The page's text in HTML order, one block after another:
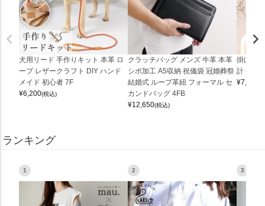
犬用リード 手作りキット 本革 ロ
ープ レザークラフト DIY ハンド
メイド 初心者 7F
¥6,200(税込)
クラッチバッグ メンズ 牛革 本革
シボ加工 A5収納 祝儀袋 冠婚葬祭
結婚式 ループ革紐 フォーマル セ
カンドバッグ 4FB
¥12,650(税込)
掛け時
計
¥7,150
ランキング
1 2 3